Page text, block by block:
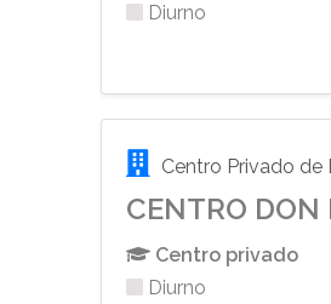
Diurno
Centro Privado de
CENTRO DON
Centro privado
Diurno